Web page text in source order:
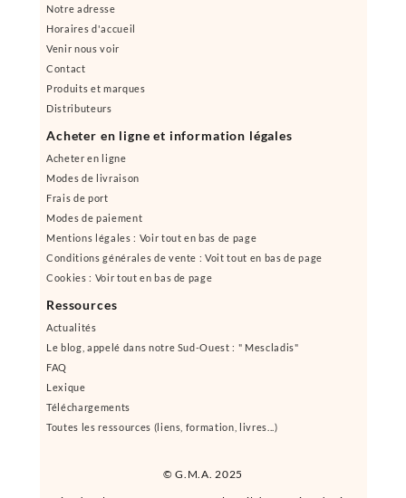
© G.M.A. 2025
Notre adresse
Horaires d'accueil
Venir nous voir
Contact
Produits et marques
Distributeurs
Acheter en ligne et information légales
Acheter en ligne
Modes de livraison
Frais de port
Modes de paiement
Mentions légales : Voir tout en bas de page
Conditions générales de vente : Voit tout en bas de page
Cookies : Voir tout en bas de page
Ressources
Actualités
Le blog, appelé dans notre Sud-Ouest : " Mescladis"
FAQ
Lexique
Téléchargements
Toutes les ressources (liens, formation, livres...)